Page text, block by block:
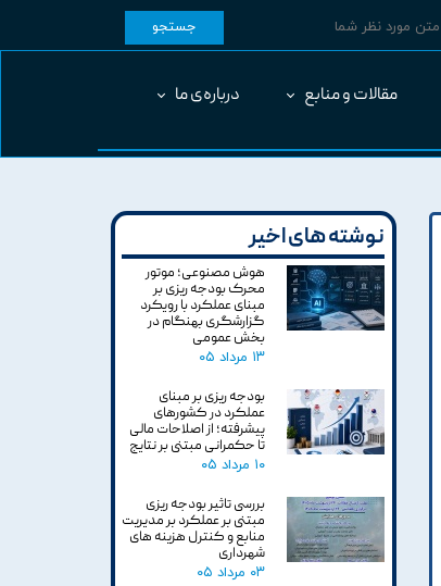
جستجو
مقالات و منابع درباره‌ی ما
نوشته های اخیر
هوش مصنوعی؛ موتور
محرک بودجه ریزی بر
مبنای عملکرد با رویکرد
گزارشگری بهنگام در
بخش عمومی
۱۳ مرداد ۰۵
بودجه ریزی بر مبنای
عملکرد در کشورهای
پیشرفته؛ از اصلاحات مالی
تا حکمرانی مبتنی بر نتایج
۱۰ مرداد ۰۵
بررسی تاثیر بودجه ریزی
مبتنی بر عملکرد بر مدیریت
منابع و کنترل هزینه های
شهرداری
۰۳ مرداد ۰۵